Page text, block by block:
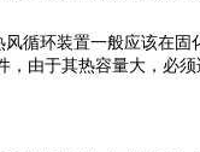
循环装置一般应该在
由于其热容量大，必